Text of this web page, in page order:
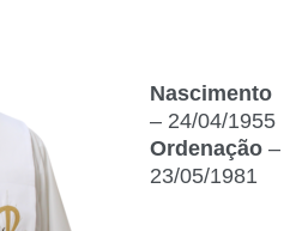
Nascimento
– 24/04/1955
Ordenação –
23/05/1981